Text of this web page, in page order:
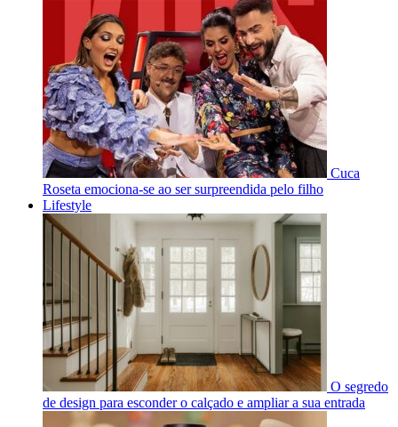
Cuca
Roseta emociona-se ao ser surpreendida pelo filho
Lifestyle
O segredo
de design para esconder o calçado e ampliar a sua entrada